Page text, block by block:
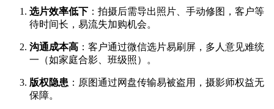
选片效率低下 ：拍摄后需导出照片、手动修图，客户等
待时间长，易流失加购机会。
沟通成本高 ：客户通过微信选片易刷屏，多人意见难统
一（如家庭合影、班级照）。
版权隐患 ：原图通过网盘传输易被盗用，摄影师权益无
保障。